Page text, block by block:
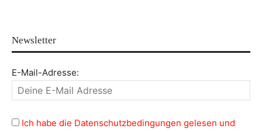
Newsletter
E-Mail-Adresse:
Ich habe die Datenschutzbedingungen gelesen und